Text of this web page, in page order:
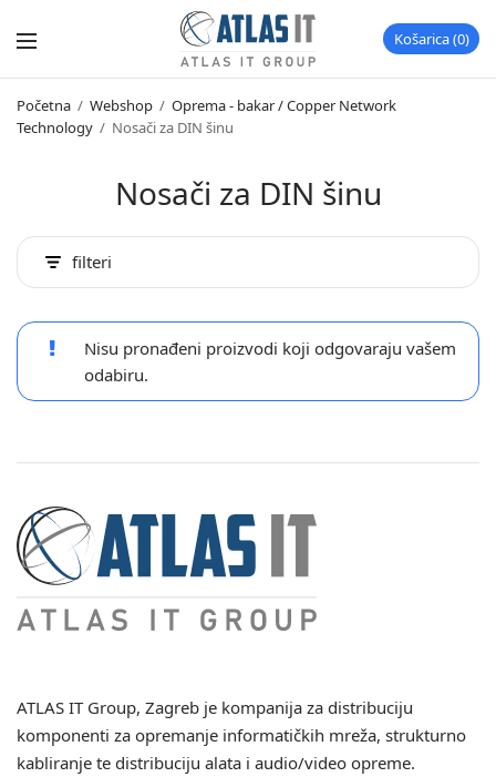
Košarica 0
Početna / Webshop / Oprema - bakar / Copper Network
Technology / Nosači za DIN šinu
Nosači za DIN šinu
filteri
Nisu pronađeni proizvodi koji odgovaraju vašem
odabiru.
ATLAS IT Group, Zagreb je kompanija za distribuciju
komponenti za opremanje informatičkih mreža, strukturno
kabliranje te distribuciju alata i audio/video opreme.